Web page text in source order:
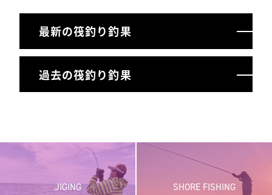
最新の筏釣り釣果
過去の筏釣り釣果
JIGING SHORE FISHING